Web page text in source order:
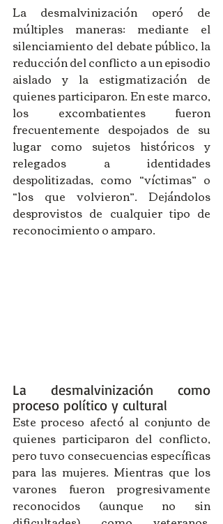
La desmalvinización operó de
múltiples maneras: mediante el
silenciamiento del debate público, la
reducción del conflicto a un episodio
aislado y la estigmatización de
quienes participaron. En este marco,
los excombatientes fueron
frecuentemente despojados de su
lugar como sujetos históricos y
relegados a identidades
despolitizadas, como “víctimas” o
“los que volvieron”. Dejándolos
desprovistos de cualquier tipo de
reconocimiento o amparo.
La desmalvinización como
proceso político y cultural
Este proceso afectó al conjunto de
quienes participaron del conflicto,
pero tuvo consecuencias específicas
para las mujeres. Mientras que los
varones fueron progresivamente
reconocidos (aunque no sin